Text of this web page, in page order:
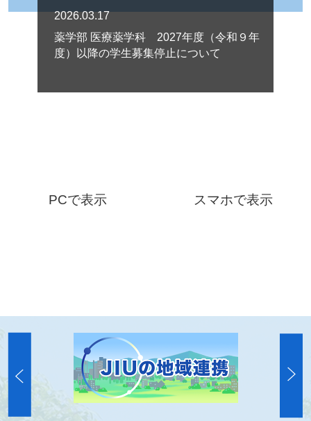
2026.03.17
薬学部 医療薬学科 2027年度（令和９年
度）以降の学生募集停止について
PCで表示 スマホで表示